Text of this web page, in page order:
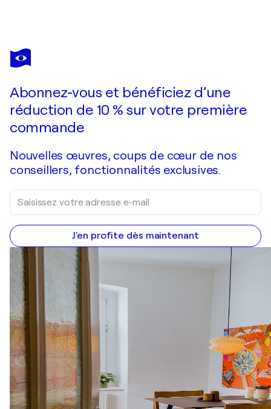
BERNARD SIMUNOVIC
State of Suspension
Abonnez-vous et bénéficiez d’une
réduction de 10 % sur votre première
commande
Nouvelles œuvres, coups de cœur de nos
conseillers, fonctionnalités exclusives.
J'en profite dès maintenant